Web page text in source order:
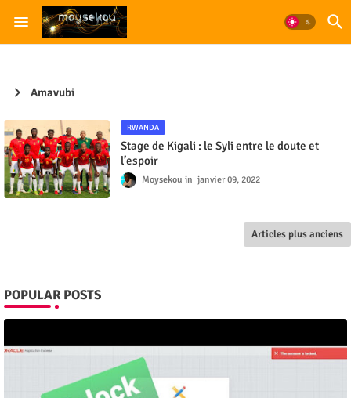
Amavubi
RWANDA
Stage de Kigali : le Syli entre le doute et
l’espoir
Moysekou janvier 09, 2022
Articles plus anciens
POPULAR POSTS